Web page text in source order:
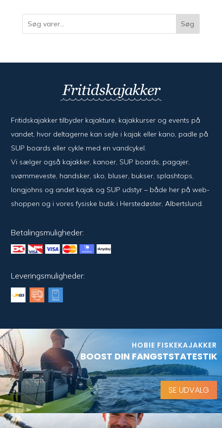
Søg
Fritidskajakker tilbyder kajak­ture, kajak­kurser og events på
vandet, hvor del­ta­ger­ne kan sejle i kajak eller kano, padle på
SUP boards eller cykle med en vand­cykel.
Vi sælger også kajak­ker, kanoer, SUP boards, pagajer,
svømme­veste, hand­sker, sko, bluser, bukser, splash­tops,
long­johns og andet kajak og SUP udstyr – både her på web­
shoppen og i vores fysiske butik i Her­sted­øster, Alberts­lund.
Betalingsmuligheder:
Leveringsmuligheder:
HOBIE FISKEKAJAKKER
BOOST DIN FANGSTSTATESTIK
SE UDVALG